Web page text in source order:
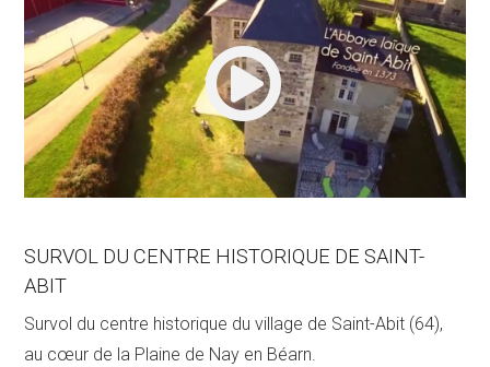
SURVOL DU CENTRE HISTORIQUE DE SAINT-
ABIT
Survol du centre historique du village de Saint-Abit (64),
au cœur de la Plaine de Nay en Béarn.